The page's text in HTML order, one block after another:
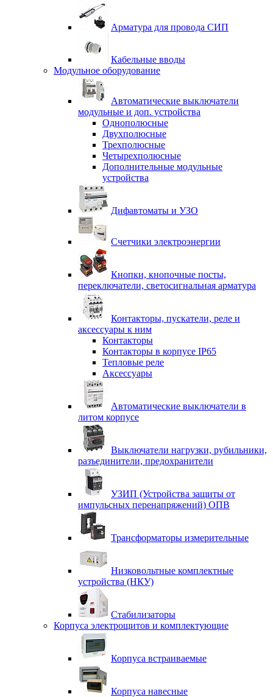
Арматура для провода СИП
Кабельные вводы
Модульное оборудование
Автоматические выключатели
модульные и доп. устройства
Однополюсные
Двухполюсные
Трехполюсные
Четырехполюсные
Дополнительные модульные
устройства
Дифавтоматы и УЗО
Счетчики электроэнергии
Кнопки, кнопочные посты,
переключатели, светосигнальная арматура
Контакторы, пускатели, реле и
аксессуары к ним
Контакторы
Контакторы в корпусе IP65
Тепловые реле
Аксессуары
Автоматические выключатели в
литом корпусе
Выключатели нагрузки, рубильники,
разъединители, предохранители
УЗИП (Устройства защиты от
импульсных перенапряжений) ОПВ
Трансформаторы измерительные
Низковольтные комплектные
устройства (НКУ)
Стабилизаторы
Корпуса электрощитов и комплектующие
Корпуса встраиваемые
Корпуса навесные